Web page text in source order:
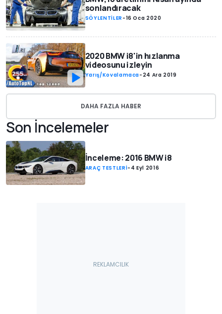
sonlandıracak
SÖYLENTİLER -16 Oca 2020
2020 BMW i8'in hızlanma
videosunu izleyin
Yarış/Kovalamaca- 24 Ara 2019
DAHA FAZLA HABER
Son İncelemeler
İnceleme: 2016 BMW i8
ARAÇ TESTLERİ- 4 Eyl 2016